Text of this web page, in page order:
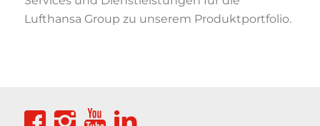
Lufthansa Group zu unserem Produktportfolio.